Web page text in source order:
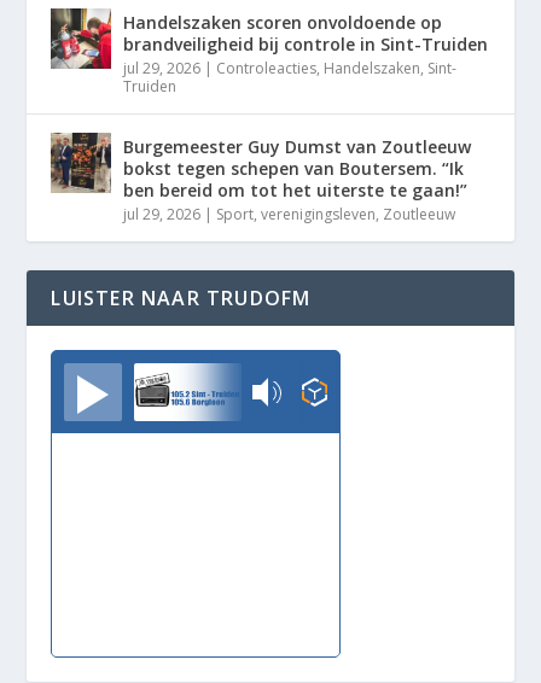
Handelszaken scoren onvoldoende op
brandveiligheid bij controle in Sint-Truiden
jul 29, 2026 | Controleacties, Handelszaken, Sint-
Truiden
Burgemeester Guy Dumst van Zoutleeuw
bokst tegen schepen van Boutersem. “Ik
ben bereid om tot het uiterste te gaan!”
jul 29, 2026 | Sport,verenigingsleven, Zoutleeuw
LUISTER NAAR TRUDOFM
TrudoFM